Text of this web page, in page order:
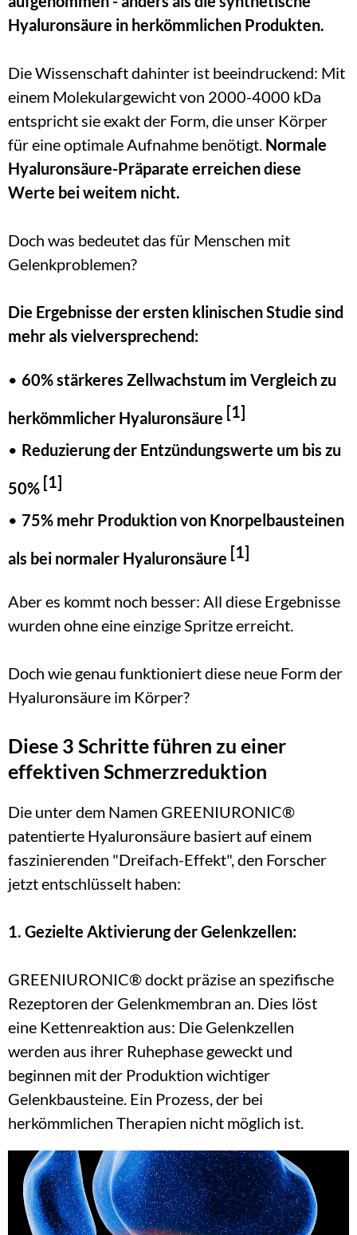
Hyaluronsäure in herkömmlichen Produkten.
Die Wissenschaft dahinter ist beeindruckend: Mit
einem Molekulargewicht von 2000-4000 kDa
entspricht sie exakt der Form, die unser Körper
für eine optimale Aufnahme benötigt. Normale
Hyaluronsäure-Präparate erreichen diese
Werte bei weitem nicht.
Doch was bedeutet das für Menschen mit
Gelenkproblemen?
Die Ergebnisse der ersten klinischen Studie sind
mehr als vielversprechend:
60% stärkeres Zellwachstum im Vergleich zu
herkömmlicher Hyaluronsäure [1]
Reduzierung der Entzündungswerte um bis zu
50% [1]
75% mehr Produktion von Knorpelbausteinen
als bei normaler Hyaluronsäure [1]
Aber es kommt noch besser: All diese Ergebnisse
wurden ohne eine einzige Spritze erreicht.
Doch wie genau funktioniert diese neue Form der
Hyaluronsäure im Körper?
Diese 3 Schritte führen zu einer
effektiven Schmerzreduktion
Die unter dem Namen GREENIURONIC®
patentierte Hyaluronsäure basiert auf einem
faszinierenden "Dreifach-Effekt", den Forscher
jetzt entschlüsselt haben:
1. Gezielte Aktivierung der Gelenkzellen:
GREENIURONIC® dockt präzise an spezifische
Rezeptoren der Gelenkmembran an. Dies löst
eine Kettenreaktion aus: Die Gelenkzellen
werden aus ihrer Ruhephase geweckt und
beginnen mit der Produktion wichtiger
Gelenkbausteine. Ein Prozess, der bei
herkömmlichen Therapien nicht möglich ist.